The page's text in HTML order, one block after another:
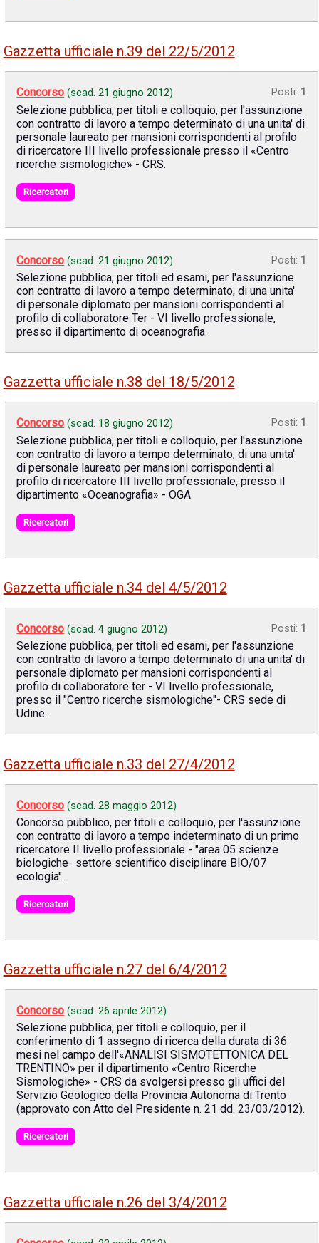
Gazzetta ufficiale n.39 del 22/5/2012
Concorso (scad.21 giugno 2012) Posti: 1
Selezione pubblica, per titoli e colloquio, per l'assunzione
con contratto di lavoro a tempo determinato di una unita' di
personale laureato per mansioni corrispondenti al profilo
di ricercatore III livello professionale presso il «Centro
ricerche sismologiche» - CRS.
Ricercatori
Concorso (scad.21 giugno 2012) Posti: 1
Selezione pubblica, per titoli ed esami, per l'assunzione
con contratto di lavoro a tempo determinato, di una unita'
di personale diplomato per mansioni corrispondenti al
profilo di collaboratore Ter - VI livello professionale,
presso il dipartimento di oceanografia.
Gazzetta ufficiale n.38 del 18/5/2012
Concorso (scad. 18 giugno 2012) Posti: 1
Selezione pubblica, per titoli e colloquio, per l'assunzione
con contratto di lavoro a tempo determinato, di una unita'
di personale laureato per mansioni corrispondenti al
profilo di ricercatore III livello professionale, presso il
dipartimento «Oceanografia» - OGA.
Ricercatori
Gazzetta ufficiale n.34 del 4/5/2012
Concorso (scad.4 giugno 2012) Posti: 1
Selezione pubblica, per titoli ed esami, per l'assunzione
con contratto di lavoro a tempo determinato di una unita' di
personale diplomato per mansioni corrispondenti al
profilo di collaboratore ter - VI livello professionale,
presso il "Centro ricerche sismologiche"- CRS sede di
Udine.
Gazzetta ufficiale n.33 del 27/4/2012
Concorso (scad.28 maggio 2012)
Concorso pubblico, per titoli e colloquio, per l'assunzione
con contratto di lavoro a tempo indeterminato di un primo
ricercatore II livello professionale - "area 05 scienze
biologiche- settore scientifico disciplinare BIO/07
ecologia".
Ricercatori
Gazzetta ufficiale n.27 del 6/4/2012
Concorso (scad.26 aprile 2012)
Selezione pubblica, per titoli e colloquio, per il
conferimento di 1 assegno di ricerca della durata di 36
mesi nel campo dell'«ANALISI SISMOTETTONICA DEL
TRENTINO» per il dipartimento «Centro Ricerche
Sismologiche» - CRS da svolgersi presso gli uffici del
Servizio Geologico della Provincia Autonoma di Trento
(approvato con Atto del Presidente n. 21 dd. 23/03/2012).
Ricercatori
Gazzetta ufficiale n.26 del 3/4/2012